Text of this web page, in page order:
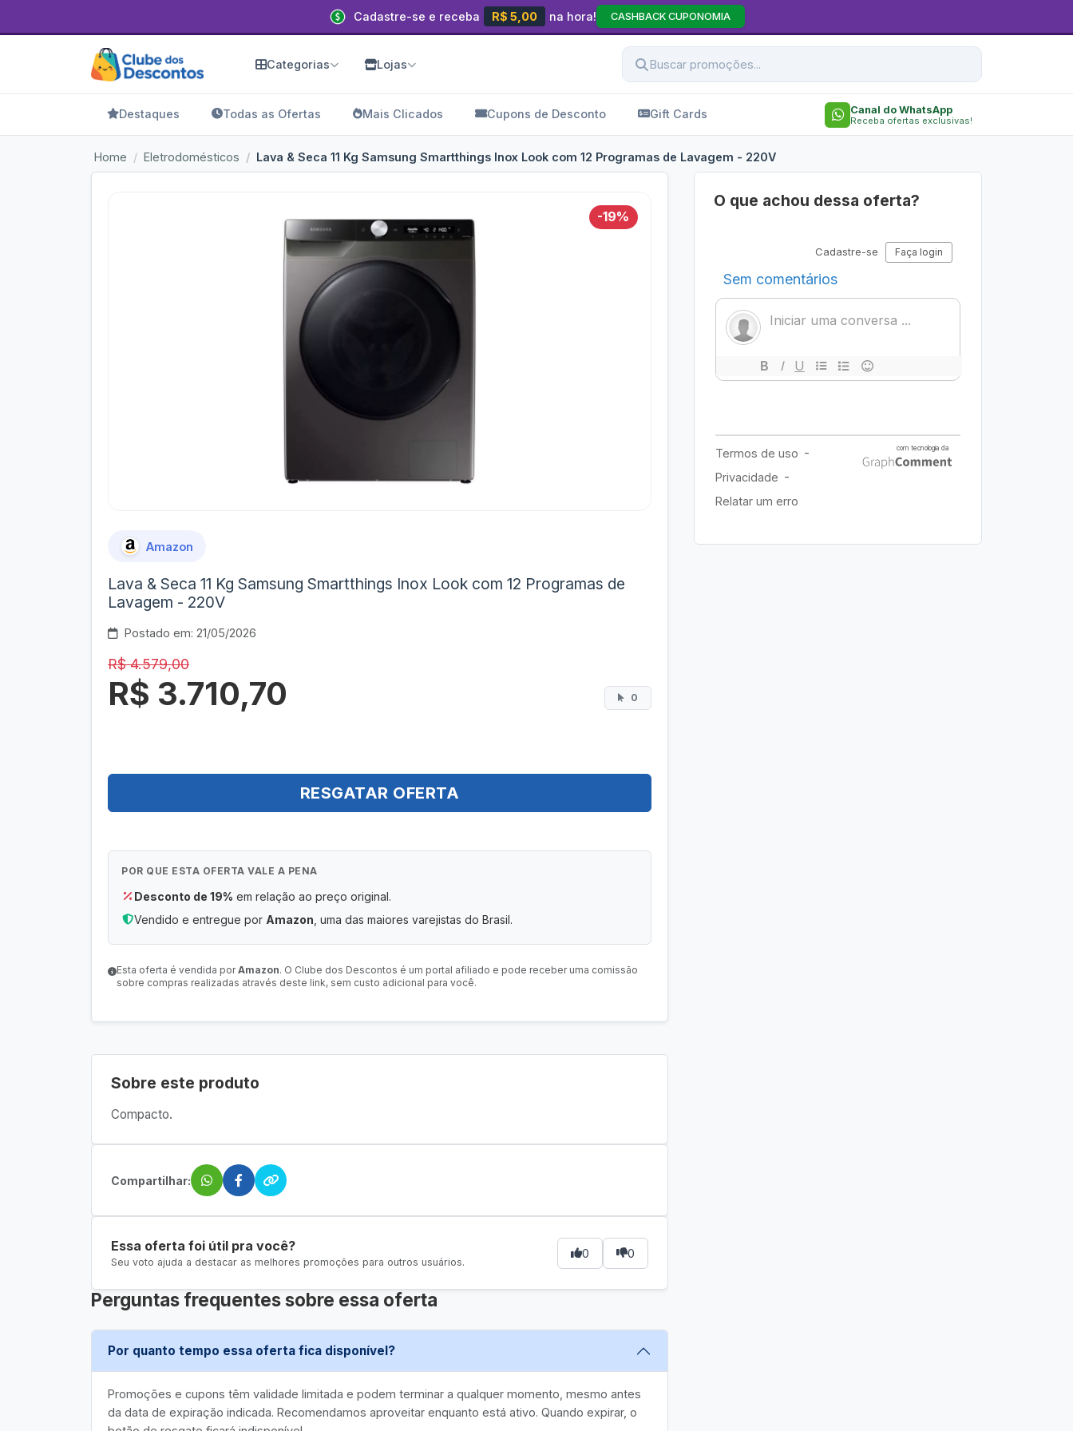
Cadastre-se e receba R$ 5,00 na hora! CASHBACK CUPONOMIA
Categorias Lojas
Destaques Todas as Ofertas Mais Clicados Cupons de Desconto Gift Cards Canal do WhatsApp
Receba ofertas exclusivas!
Home Eletrodomésticos Lava & Seca 11 Kg Samsung Smartthings Inox Look com 12 Programas de Lavagem - 220V
-19%
Amazon
Lava & Seca 11 Kg Samsung Smartthings Inox Look com 12 Programas de
Lavagem - 220V
Postado em: 21/05/2026
R$ 4.579,00
R$ 3.710,70 0
RESGATAR OFERTA
POR QUE ESTA OFERTA VALE A PENA
Desconto de 19% em relação ao preço original.
Vendido e entregue por Amazon , uma das maiores varejistas do Brasil.
Esta oferta é vendida porAmazon. O Clube dos Descontos é um portal afiliado e pode receber uma comissão
sobre compras realizadas através deste link, sem custo adicional para você.
Sobre este produto
Compacto.
Compartilhar:
Essa oferta foi útil pra você?
Seu voto ajuda a destacar as melhores promoções para outros usuários.
0 0
Perguntas frequentes sobre essa oferta
Por quanto tempo essa oferta fica disponível?
Promoções e cupons têm validade limitada e podem terminar a qualquer momento, mesmo antes
da data de expiração indicada. Recomendamos aproveitar enquanto está ativo. Quando expirar, o
O que achou dessa oferta?